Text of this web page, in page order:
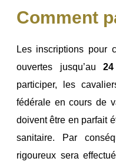
Comment
Les inscriptions pour
ouvertes jusqu’au
participer, les
fédérale en cours de
doivent être en parfait
sanitaire. Par
rigoureux sera